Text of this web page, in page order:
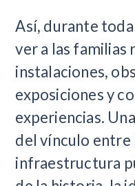
Así, durante
ver a las familias
instalaciones,
exposiciones y
experiencias.
del vínculo entre
infraestructura